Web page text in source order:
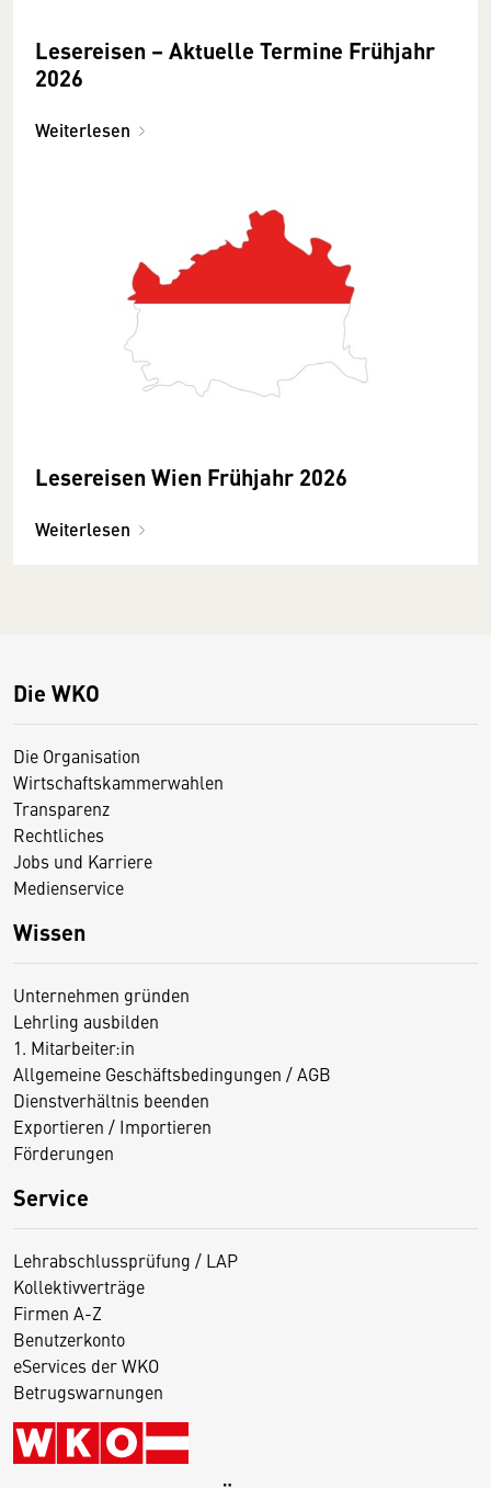
Lesereisen – Aktuelle Termine Frühjahr
2026
Weiterlesen
Lesereisen Wien Frühjahr 2026
Weiterlesen
Die WKO
Die Organisation
Wirtschaftskammerwahlen
Transparenz
Rechtliches
Jobs und Karriere
Medienservice
Wissen
Unternehmen gründen
Lehrling ausbilden
1. Mitarbeiter:in
Allgemeine Geschäftsbedingungen / AGB
Dienstverhältnis beenden
Exportieren / Importieren
Förderungen
Service
Lehrabschlussprüfung / LAP
Kollektivverträge
Firmen A-Z
Benutzerkonto
eServices der WKO
Betrugswarnungen